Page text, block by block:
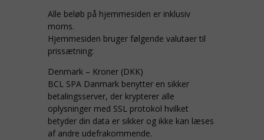
Alle beløb på hjemmesiden er inklusiv
moms.
Hjemmesiden bruger følgende valutaer til
prissætning:
Denmark – Kroner (DKK)
BCL SPA Danmark benytter en sikker
betalingsserver, der krypterer alle
oplysninger med SSL protokol hvilket
betyder din data er sikker og ikke kan læses
af andre udefrakommende.